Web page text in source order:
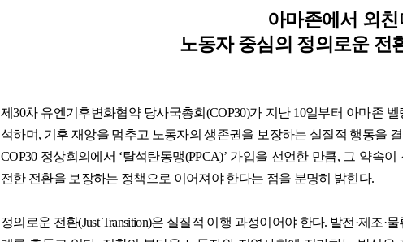
아마존에서 외친
노동자 중심의 정의로운 전
제30차 유엔기후변화협약 당사국총회 (COP30)가 지난 10일부터 아마존
석하며, 기후 재앙을 멈추고 노동자의 생존권을 보장하는 실질적 행동을
COP30 정상회의에서 ‘탈석탄동맹(PPCA)’ 가입을 선언한 만큼, 그 약속이
전한 전환을 보장하는 정책으로 이어져야 한다는 점을 분명히 밝힌다.
정의로운 전환(Just Transition)은 실질적 이행 과정이어야 한다. 발전 ·제조·물